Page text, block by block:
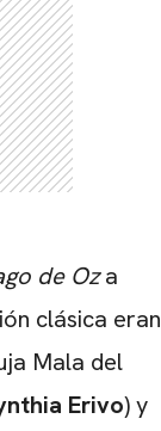
de Oza
clásica eran
Mala del
Erivo) y